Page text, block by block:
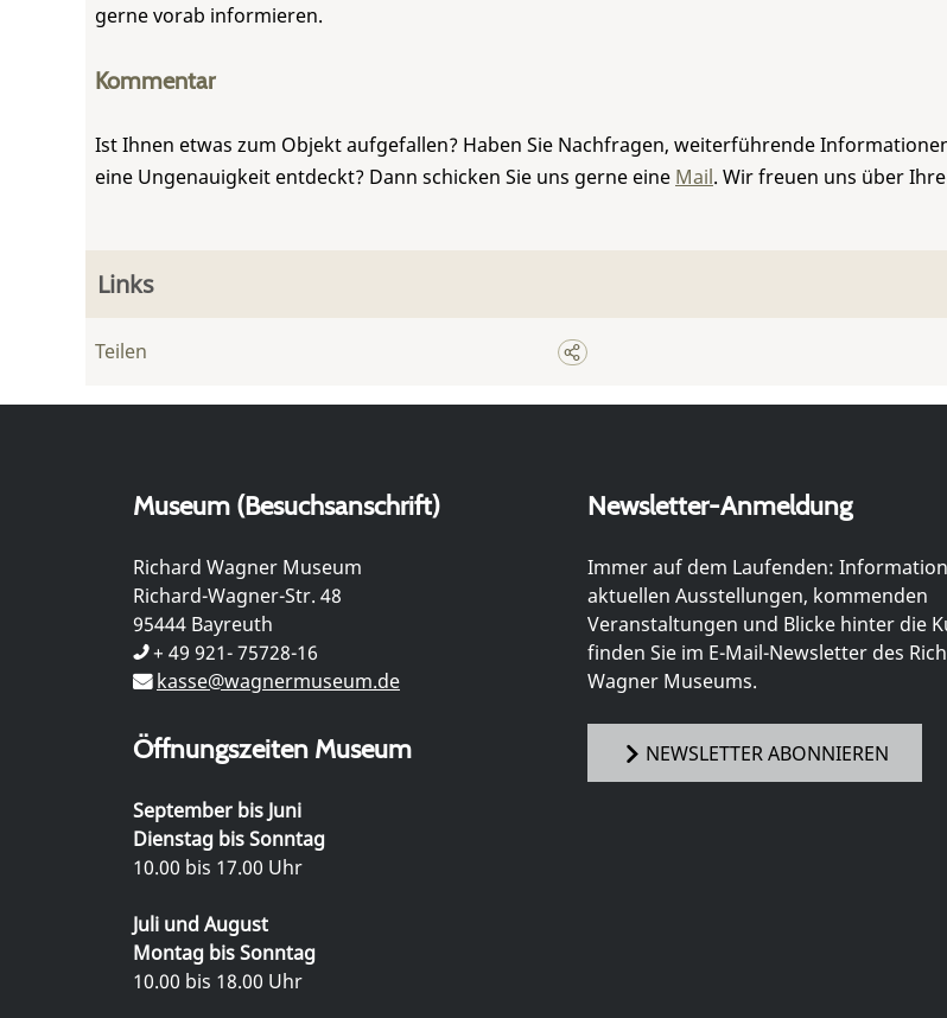
gerne vorab informieren.
Kommentar
Ist Ihnen etwas zum Objekt aufgefallen? Haben Sie Nachfragen, weiterführende
eine Ungenauigkeit entdeckt? Dann schicken Sie uns gerne eine Mail. Wir freuen uns über
Links
Teilen
Museum (Besuchsanschrift)
Richard Wagner Museum
Richard-Wagner-Str. 48
95444 Bayreuth
+ 49 921- 75728-16
kasse@wagnermuseum.de
Öffnungszeiten Museum
September bis Juni
Dienstag bis Sonntag
10.00 bis 17.00 Uhr
Juli und August
Montag bis Sonntag
10.00 bis 18.00 Uhr
Newsletter-Anmeldung
Immer auf dem Laufenden:
aktuellen Ausstellungen, kommenden
Veranstaltungen und Blicke hinter die
finden Sie im E-Mail-Newsletter des
Wagner Museums.
NEWSLETTER ABONNIEREN